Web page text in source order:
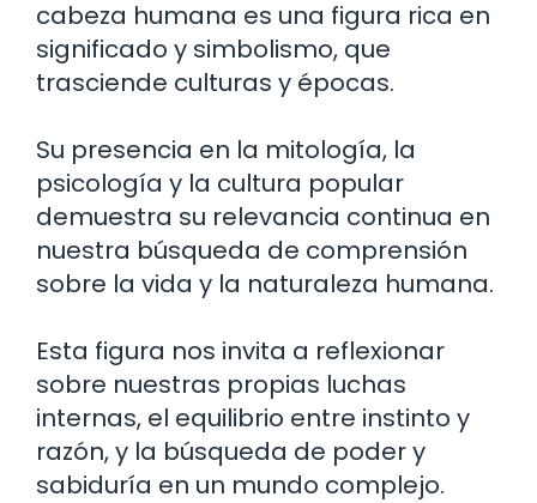
cabeza humana es una figura rica en
significado y simbolismo, que
trasciende culturas y épocas.
Su presencia en la mitología, la
psicología y la cultura popular
demuestra su relevancia continua en
nuestra búsqueda de comprensión
sobre la vida y la naturaleza humana.
Esta figura nos invita a reflexionar
sobre nuestras propias luchas
internas, el equilibrio entre instinto y
razón, y la búsqueda de poder y
sabiduría en un mundo complejo.